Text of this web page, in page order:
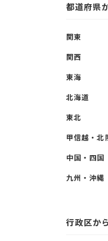
都道府県
関東
関西
東海
北海道
東北
甲信越・北
中国・四国
九州・沖縄
行政区か